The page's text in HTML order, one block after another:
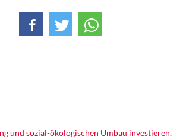
und sozial-ökologischen Umbau investieren,